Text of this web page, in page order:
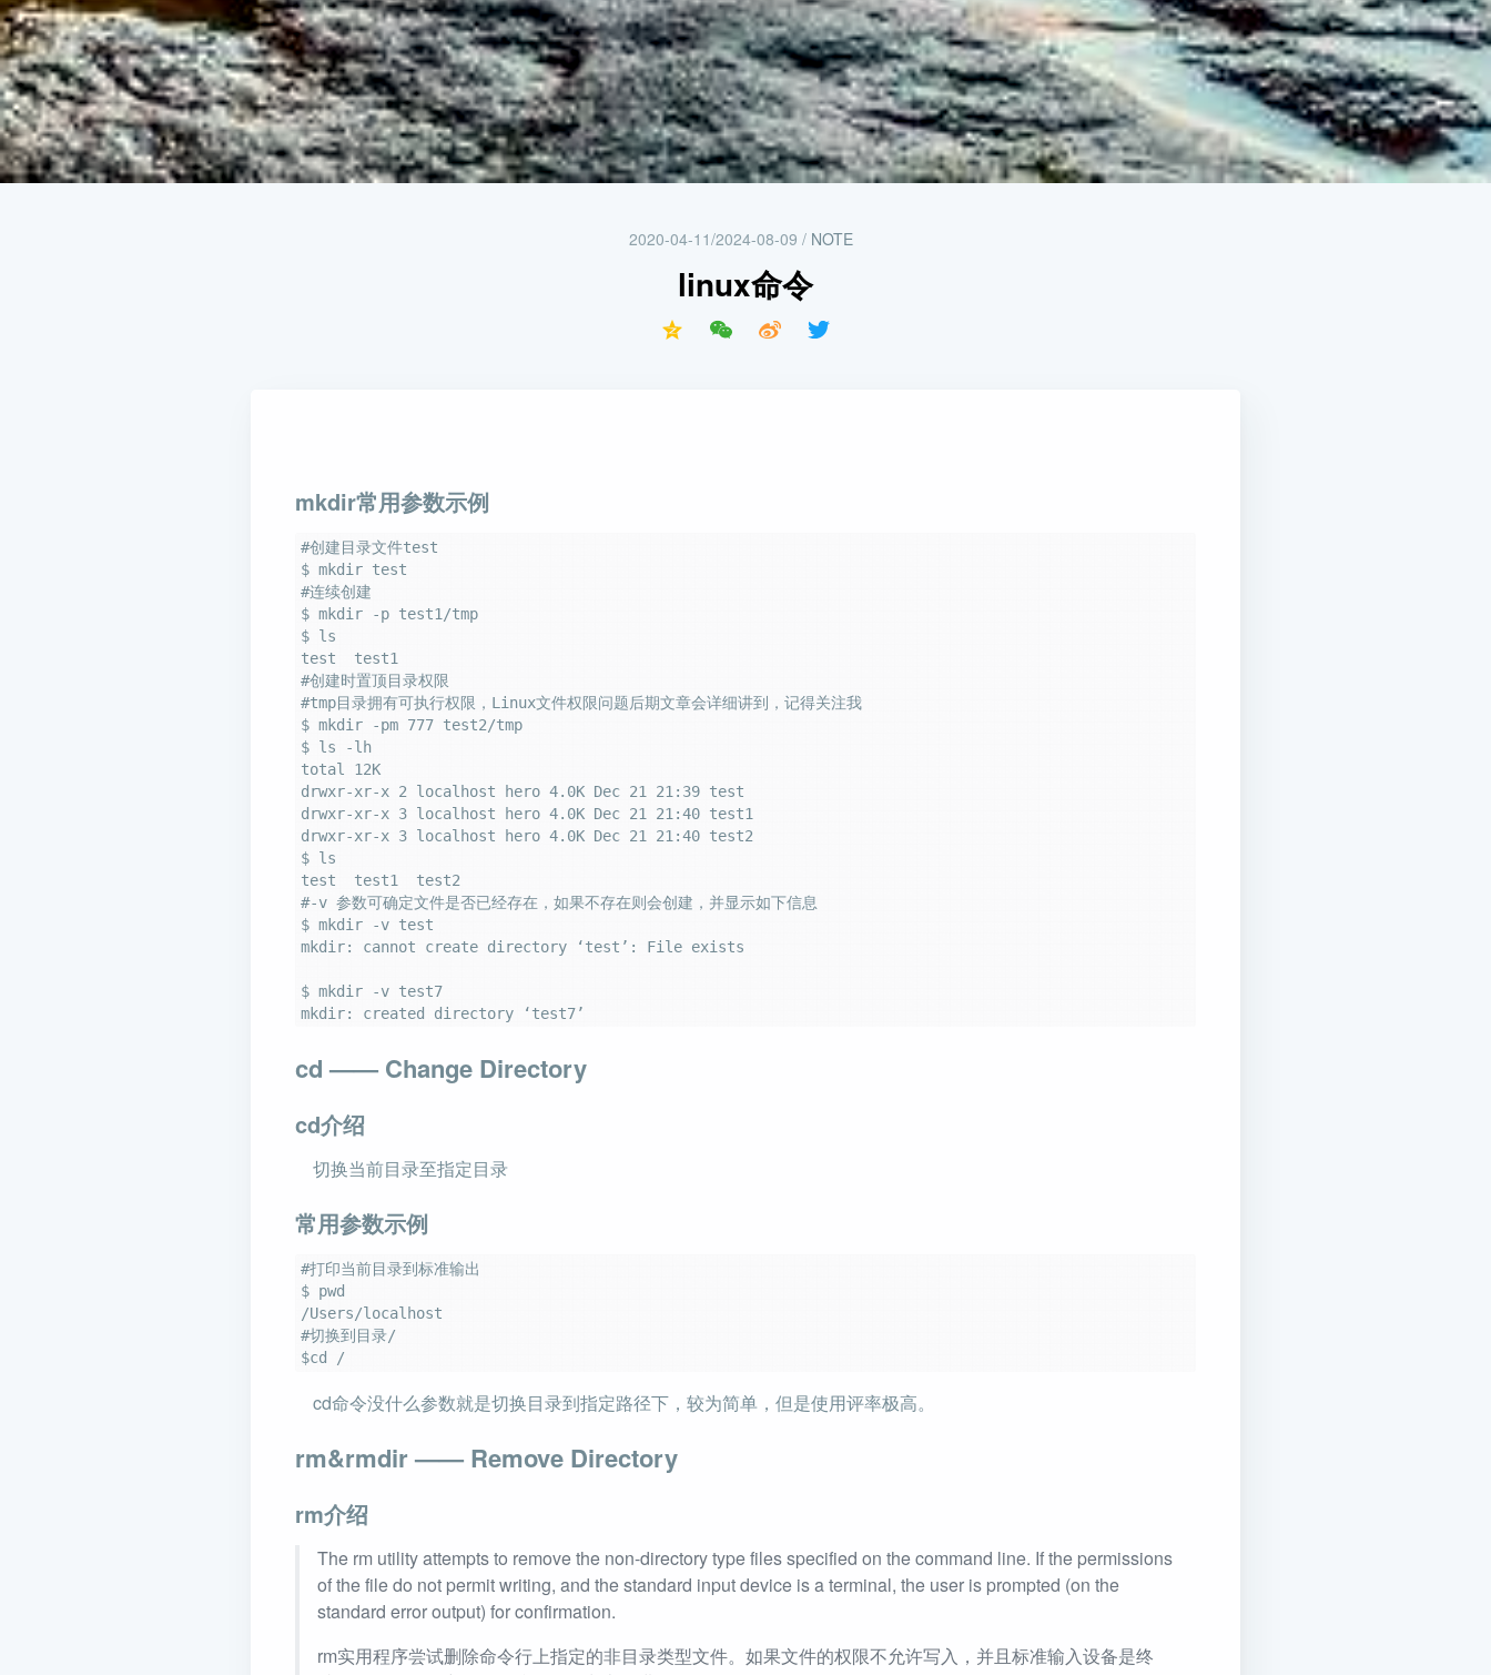
2020-04-11/2024-08-09 / NOTE
linux命令
mkdir常用参数示例
#创建目录文件test
$ mkdir test
#连续创建
$ mkdir -p test1/tmp
$ ls
test  test1
#创建时置顶目录权限
#tmp目录拥有可执行权限，Linux文件权限问题后期文章会详细讲到，记得关注我
$ mkdir -pm 777 test2/tmp
$ ls -lh
total 12K
drwxr-xr-x 2 localhost hero 4.0K Dec 21 21:39 test
drwxr-xr-x 3 localhost hero 4.0K Dec 21 21:40 test1
drwxr-xr-x 3 localhost hero 4.0K Dec 21 21:40 test2
$ ls
test  test1  test2
#-v 参数可确定文件是否已经存在，如果不存在则会创建，并显示如下信息
$ mkdir -v test
mkdir: cannot create directory ‘test’: File exists
$ mkdir -v test7
cd —— Change Directory
cd介绍
切换当前目录至指定目录
常用参数示例
#打印当前目录到标准输出
$ pwd
/Users/localhost
#切换到目录/
cd命令没什么参数就是切换目录到指定路径下，较为简单，但是使用评率极高。
rm&rmdir —— Remove Directory
rm介绍
The rm utility attempts to remove the non-directory type files specified on the command line. If the permissions
of the file do not permit writing, and the standard input device is a terminal, the user is prompted (on the
standard error output) for confirmation.
rm实用程序尝试删除命令行上指定的非目录类型文件。如果文件的权限不允许写入，并且标准输入设备是终